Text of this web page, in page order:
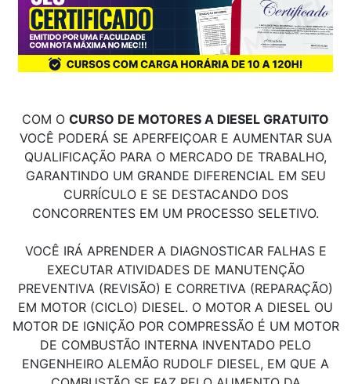
COM O CURSO DE MOTORES A DIESEL GRATUITO
VOCÊ PODERÁ SE APERFEIÇOAR E AUMENTAR SUA
QUALIFICAÇÃO PARA O MERCADO DE TRABALHO,
GARANTINDO UM GRANDE DIFERENCIAL EM SEU
CURRÍCULO E SE DESTACANDO DOS
CONCORRENTES EM UM PROCESSO SELETIVO.
VOCÊ IRÁ APRENDER A DIAGNOSTICAR FALHAS E
EXECUTAR ATIVIDADES DE MANUTENÇÃO
PREVENTIVA (REVISÃO) E CORRETIVA (REPARAÇÃO)
EM MOTOR (CICLO) DIESEL. O MOTOR A DIESEL OU
MOTOR DE IGNIÇÃO POR COMPRESSÃO É UM MOTOR
DE COMBUSTÃO INTERNA INVENTADO PELO
ENGENHEIRO ALEMÃO RUDOLF DIESEL, EM QUE A